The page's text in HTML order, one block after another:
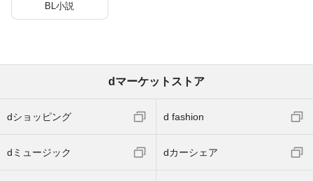
BL小説
dマーケットストア
dショッピング d fashion
dミュージック dカーシェア